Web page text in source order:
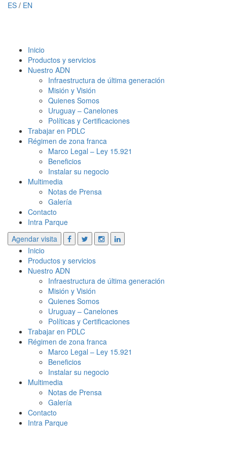
ES / EN
Inicio
Productos y servicios
Nuestro ADN
Infraestructura de última generación
Misión y Visión
Quienes Somos
Uruguay – Canelones
Políticas y Certificaciones
Trabajar en PDLC
Régimen de zona franca
Marco Legal – Ley 15.921
Beneficios
Instalar su negocio
Multimedia
Notas de Prensa
Galería
Contacto
Intra Parque
Agendar visita
Inicio
Productos y servicios
Nuestro ADN
Infraestructura de última generación
Misión y Visión
Quienes Somos
Uruguay – Canelones
Políticas y Certificaciones
Trabajar en PDLC
Régimen de zona franca
Marco Legal – Ley 15.921
Beneficios
Instalar su negocio
Multimedia
Notas de Prensa
Galería
Contacto
Intra Parque